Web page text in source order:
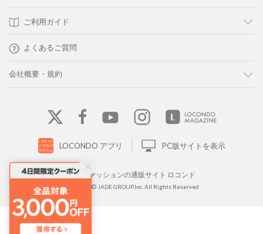
ご利用ガイド
よくあるご質問
会社概要・規約
LOCONDO アプリ PC版サイトを表示
靴とファッションの通販サイト ロコンド
Copyright © JADE GROUP,Inc. All Rights Reserved